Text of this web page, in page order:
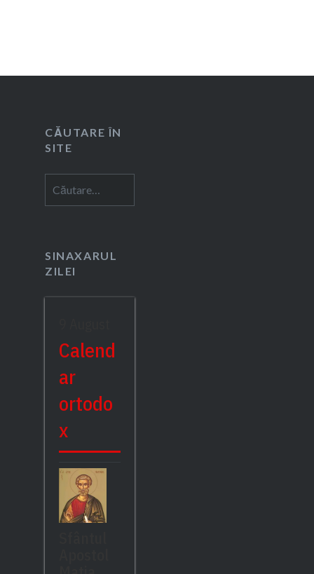
CĂUTARE ÎN
SITE
după:
SINAXARUL
ZILEI
Calend
ar
ortodo
x